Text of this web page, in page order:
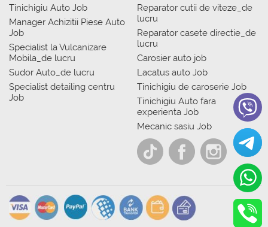
Tinichigiu Auto Job
Manager Achizitii Piese Auto
Job
Specialist la Vulcanizare
Mobila_de lucru
Sudor Auto_de lucru
Specialist detailing centru
Job
Reparator cutii de viteze_de
lucru
Reparator casete directie_de
lucru
Carosier auto job
Lacatus auto Job
Tinichigiu de caroserie Job
Tinichigiu Auto fara
experienta Job
Mecanic sasiu Job